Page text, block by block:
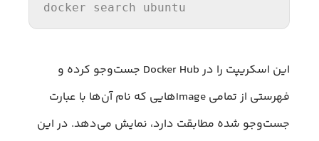
docker search ubuntu
این اسکریپت را در Docker Hub جست‌وجو کرده و
فهرستی از تمامی Imageهایی که نام آن‌ها با عبارت
جست‌وجو شده مطابقت دارد، نمایش می‌دهد. در این